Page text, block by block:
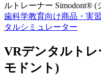
ルトレーナー Simodont® (
歯科学教育向け商品・実
タルシミュレーター
VRデンタルトレ
モドント)